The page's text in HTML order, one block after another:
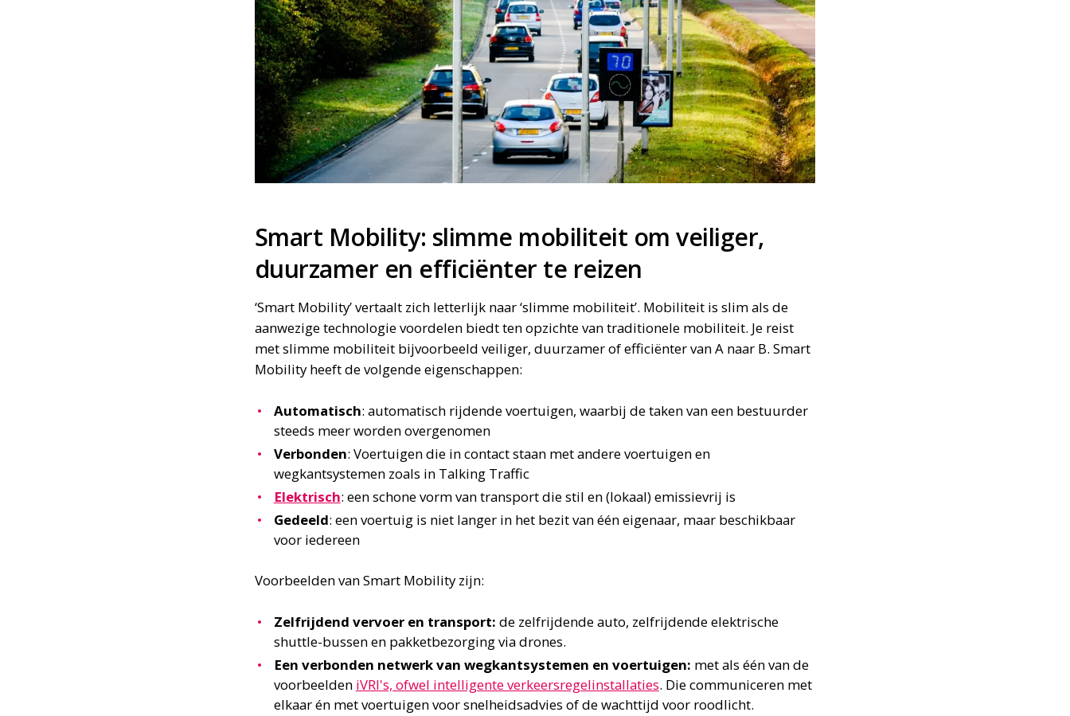
Smart Mobility: slimme mobiliteit om veiliger,
duurzamer en efficiënter te reizen
‘Smart Mobility’ vertaalt zich letterlijk naar ‘slimme mobiliteit’. Mobiliteit is slim als de
aanwezige technologie voordelen biedt ten opzichte van traditionele mobiliteit. Je reist
met slimme mobiliteit bijvoorbeeld veiliger, duurzamer of efficiënter van A naar B. Smart
Mobility heeft de volgende eigenschappen:
Automatisch: automatisch rijdende voertuigen, waarbij de taken van een bestuurder
steeds meer worden overgenomen
Verbonden: Voertuigen die in contact staan met andere voertuigen en
wegkantsystemen zoals in Talking Traffic
Elektrisch: een schone vorm van transport die stil en (lokaal) emissievrij is
Gedeeld: een voertuig is niet langer in het bezit van één eigenaar, maar beschikbaar
voor iedereen
Voorbeelden van Smart Mobility zijn:
Zelfrijdend vervoer en transport: de zelfrijdende auto, zelfrijdende elektrische
shuttle-bussen en pakketbezorging via drones.
Een verbonden netwerk van wegkantsystemen en voertuigen: met als één van de
voorbeelden iVRI's, ofwel intelligente verkeersregelinstallaties. Die communiceren met
elkaar én met voertuigen voor snelheidsadvies of de wachttijd voor roodlicht.